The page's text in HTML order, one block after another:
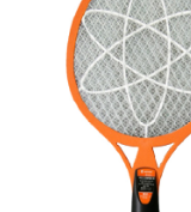
後付繳納相關費用。
※ 交易是否成功請以「
是否繳費成功／繳費後
客戶支援中心」https://
【注意事項】
１．透過由恩沛科技股
易，需依本服務之必要
權轉讓予恩沛科技股份有
付款後7-11取貨
每筆NT$60，滿
每筆NT$120，滿